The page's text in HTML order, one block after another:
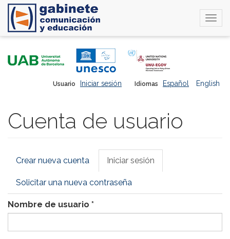
Idiomas Español English
Usuario Iniciar sesión
Cuenta de usuario
Solapas
Crear nueva cuenta Iniciar sesión
activa)
Solicitar una nueva contraseña
Nombre de usuario *